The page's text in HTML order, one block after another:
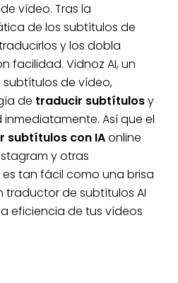
vídeo. Tras la
de los subtítulos de
y los dobla
facilidad. Vidnoz AI, un
de vídeo,
de traducir subtítulosy
Así que el
subtítulos con IAonline
y otras
tan fácil como una brisa
traductor de subtítulos AI
eficiencia de tus vídeos